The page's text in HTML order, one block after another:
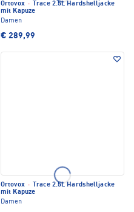
Ortovox ·
Trace 2.5L Hardshelljacke
mit Kapuze
Damen
€ 289,99
Ortovox ·
Trace 2.5L Hardshelljacke
mit Kapuze
Damen